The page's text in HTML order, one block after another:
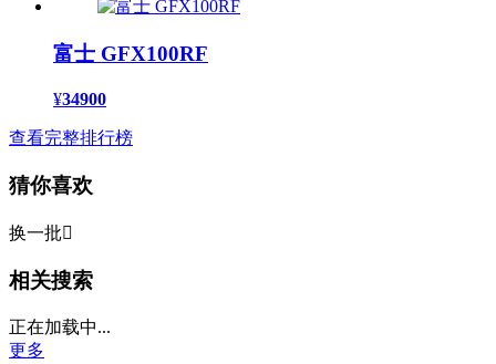
富士 GFX100RF
¥34900
查看完整排行榜
猜你喜欢
换一批
相关搜索
正在加载中...
更多